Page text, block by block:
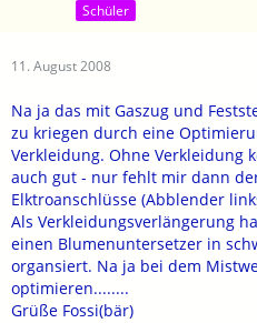
Schüler
11. August 2008
Na ja das mit Gaszug und
zu kriegen durch eine
Verkleidung. Ohne Verkleidung
auch gut - nur fehlt mir dann
Elktroanschlüsse (Abblender
Als Verkleidungsverlängerung
einen Blumenuntersetzer in
organsiert. Na ja bei dem
optimieren........
Grüße Fossi(bär)